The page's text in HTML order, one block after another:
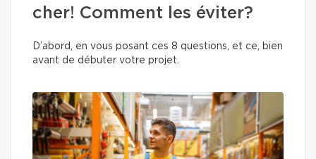
cher! Comment les éviter?
D’abord, en vous posant ces 8 questions, et ce, bien
avant de débuter votre projet.